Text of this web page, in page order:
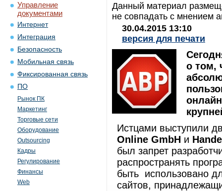
Управление
документами
Интернет
Интеграция
Безопасность
Мобильная связь
Фиксированная связь
ПО
Рынок ПК
Маркетинг
Торговые сети
Оборудование
Outsourcing
Кадры
Регулирование
Финансы
Web
Данный материал
не совпадать с мнением
30.04.2015 13:10
версия для печати
о том,
Истцами выступили
Online GmbH и
был запрет
распространять
быть использовано
сайтов,